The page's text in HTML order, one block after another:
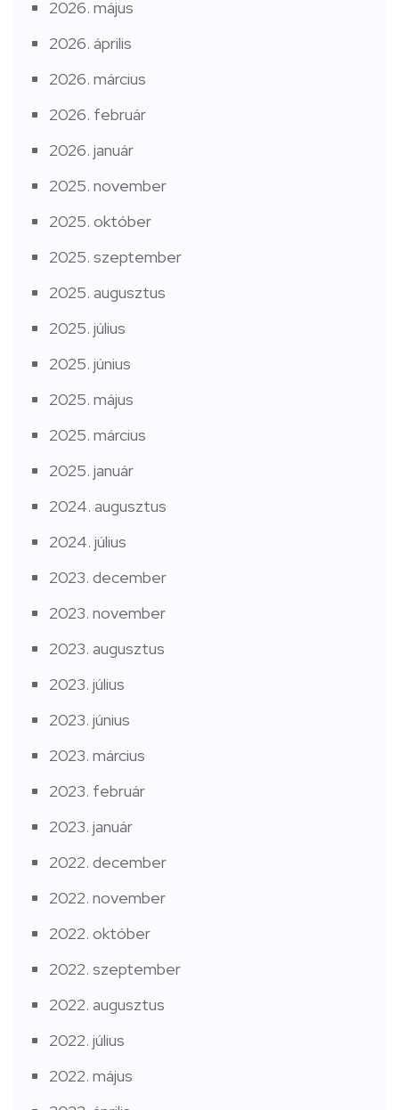
2026. május
2026. április
2026. március
2026. február
2026. január
2025. november
2025. október
2025. szeptember
2025. augusztus
2025. július
2025. június
2025. május
2025. március
2025. január
2024. augusztus
2024. július
2023. december
2023. november
2023. augusztus
2023. július
2023. június
2023. március
2023. február
2023. január
2022. december
2022. november
2022. október
2022. szeptember
2022. augusztus
2022. július
2022. május